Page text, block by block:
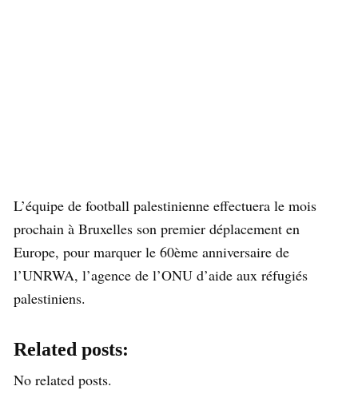
L’équipe de football palestinienne effectuera le mois
prochain à Bruxelles son premier déplacement en
Europe, pour marquer le 60ème anniversaire de
l’UNRWA, l’agence de l’ONU d’aide aux réfugiés
palestiniens.
Related posts:
No related posts.